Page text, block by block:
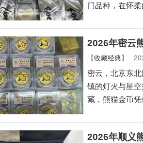
门品种，在怀
2026年密云
【收藏经典】
密云，北京东
镇的灯火与星
藏，熊猫金币
2026年顺义